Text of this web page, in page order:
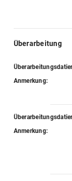
Überarbeitung
Anmerkung:
Anmerkung: